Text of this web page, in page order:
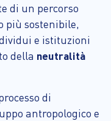
di un percorso
più sostenibile,
e istituzioni
della neutralità
di
antropologico e